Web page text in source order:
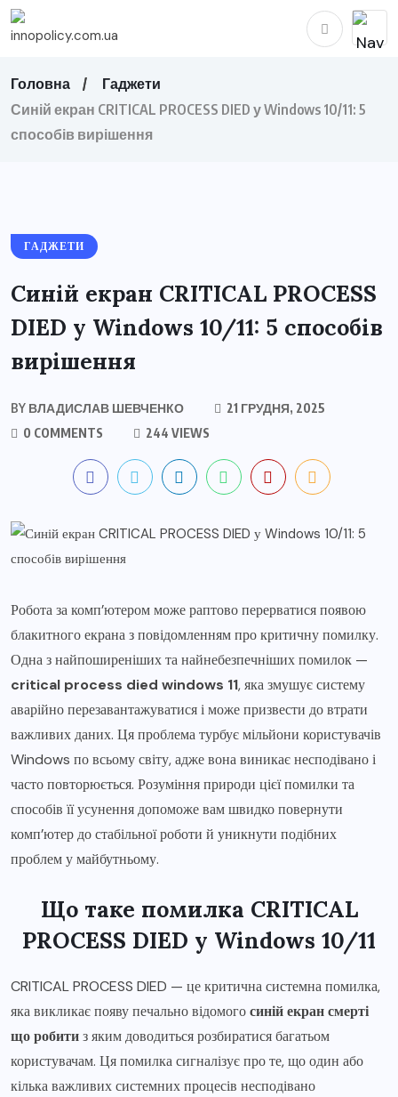
Головна
Гаджети
Синій екран CRITICAL PROCESS DIED у Windows 10/11: 5
способів вирішення
ГАДЖЕТИ
Синій екран CRITICAL PROCESS
DIED у Windows 10/11: 5 способів
вирішення
BY ВЛАДИСЛАВ ШЕВЧЕНКО
21 ГРУДНЯ, 2025
0 COMMENTS
244 VIEWS
Робота за комп’ютером може раптово перерватися появою
блакитного екрана з повідомленням про критичну помилку.
Одна з найпоширеніших та найнебезпечніших помилок —
critical process died windows 11, яка змушує систему
аварійно перезавантажуватися і може призвести до втрати
важливих даних. Ця проблема турбує мільйони користувачів
Windows по всьому світу, адже вона виникає несподівано і
часто повторюється. Розуміння природи цієї помилки та
способів її усунення допоможе вам швидко повернути
комп’ютер до стабільної роботи й уникнути подібних
проблем у майбутньому.
Що таке помилка CRITICAL
PROCESS DIED у Windows 10/11
CRITICAL PROCESS DIED — це критична системна помилка,
яка викликає появу печально відомогосиній екран смерті
що робитиз яким доводиться розбиратися багатьом
користувачам. Ця помилка сигналізує про те, що один або
кілька важливих системних процесів несподівано